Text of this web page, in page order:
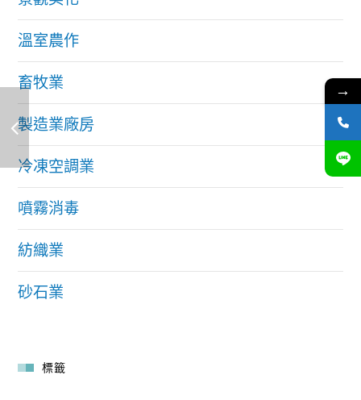
溫室農作
畜牧業
製造業廠房
冷凍空調業
噴霧消毒
紡織業
砂石業
標籤
→